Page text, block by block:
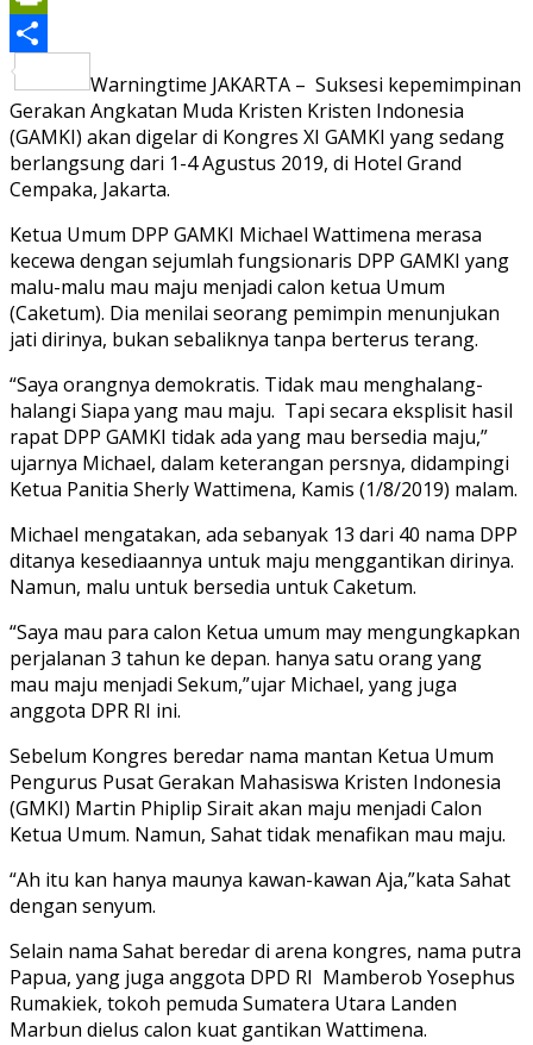
PrintFriendly
Share
Warningtime JAKARTA – Suksesi kepemimpinan
Gerakan Angkatan Muda Kristen Kristen Indonesia
(GAMKI) akan digelar di Kongres XI GAMKI yang sedang
berlangsung dari 1-4 Agustus 2019, di Hotel Grand
Cempaka, Jakarta.
Ketua Umum DPP GAMKI Michael Wattimena merasa
kecewa dengan sejumlah fungsionaris DPP GAMKI yang
malu-malu mau maju menjadi calon ketua Umum
(Caketum). Dia menilai seorang pemimpin menunjukan
jati dirinya, bukan sebaliknya tanpa berterus terang.
“Saya orangnya demokratis. Tidak mau menghalang-
halangi Siapa yang mau maju. Tapi secara eksplisit hasil
rapat DPP GAMKI tidak ada yang mau bersedia maju,”
ujarnya Michael, dalam keterangan persnya, didampingi
Ketua Panitia Sherly Wattimena, Kamis (1/8/2019) malam.
Michael mengatakan, ada sebanyak 13 dari 40 nama DPP
ditanya kesediaannya untuk maju menggantikan dirinya.
Namun, malu untuk bersedia untuk Caketum.
“Saya mau para calon Ketua umum may mengungkapkan
perjalanan 3 tahun ke depan. hanya satu orang yang
mau maju menjadi Sekum,”ujar Michael, yang juga
anggota DPR RI ini.
Sebelum Kongres beredar nama mantan Ketua Umum
Pengurus Pusat Gerakan Mahasiswa Kristen Indonesia
(GMKI) Martin Phiplip Sirait akan maju menjadi Calon
Ketua Umum. Namun, Sahat tidak menafikan mau maju.
“Ah itu kan hanya maunya kawan-kawan Aja,”kata Sahat
dengan senyum.
Selain nama Sahat beredar di arena kongres, nama putra
Papua, yang juga anggota DPD RI Mamberob Yosephus
Rumakiek, tokoh pemuda Sumatera Utara Landen
Marbun dielus calon kuat gantikan Wattimena.